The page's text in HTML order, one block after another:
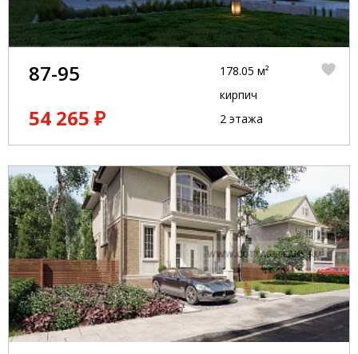
87-95
54 265 ₽
178.05 м²
кирпич
2 этажа